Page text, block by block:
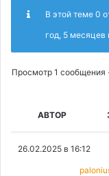
В этой теме 0
год, 5 месяцев
Просмотр 1 сообщения
АВТОР
26.02.2025 в 16:12